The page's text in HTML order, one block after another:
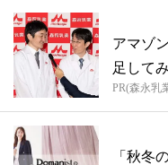
アマゾ
足して
PR(森永乳
「秋冬